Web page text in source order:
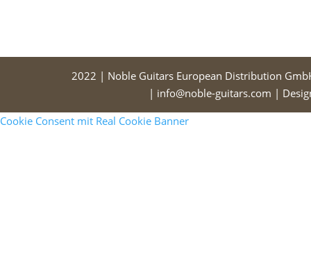
2022 | Noble Guitars European Distribution
| info@noble-guitars.com |
Cookie Consent mit Real Cookie Banner